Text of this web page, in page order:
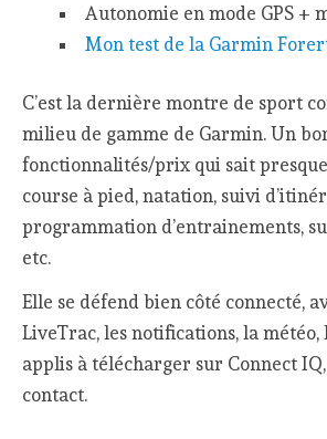
Autonomie en mode GPS +
Mon test de la Garmin
C’est la dernière montre de sport
milieu de gamme de Garmin. Un
fonctionnalités/prix qui sait
course à pied, natation, suivi
programmation d’entrainements,
etc.
Elle se défend bien côté connecté,
LiveTrac, les notifications, la
applis à télécharger sur Connect
contact.